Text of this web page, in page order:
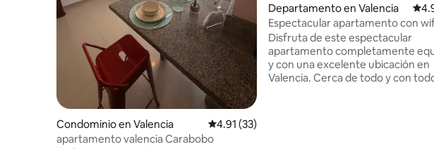
Condominio en Valencia Calificación promedio: 4.91 de 5; 33
4.91 (33)
apartamento valencia Carabobo
Departamento en Valencia
Espectacular apartamento con
fibra óptica
Disfruta de este espectacular
apartamento completamente
y con una excelente ubicación en
Valencia. Cerca de todo y con